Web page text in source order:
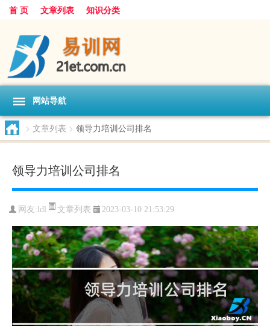
首 页 文章列表 知识分类
网站导航
> 文章列表 > 领导力培训公司排名
领导力培训公司排名
网友: ldl 文章列表 2023-03-10 21:53:29